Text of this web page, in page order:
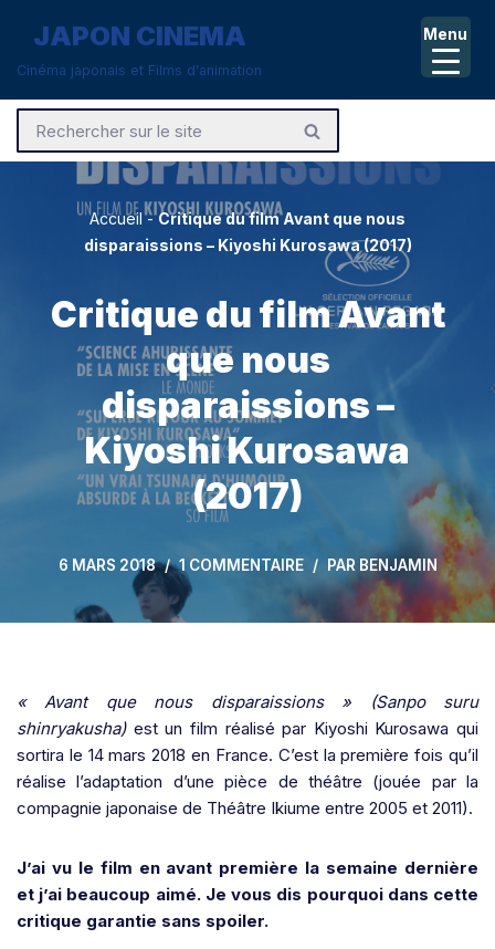
Aller
contenu
JAPON CINEMA
Cinéma japonais et Films d'animation
Accueil-Critique du film Avant que nous
disparaissions – Kiyoshi Kurosawa (2017)
Critique du film Avant
que nous
disparaissions –
Kiyoshi Kurosawa
(2017)
6 MARS 2018 1 COMMENTAIRE PAR BENJAMIN
« Avant que nous disparaissions » (Sanpo suru
shinryakusha)est un film réalisé par Kiyoshi Kurosawa qui
sortira le 14 mars 2018 en France. C’est la première fois qu’il
réalise l’adaptation d’une pièce de théâtre (jouée par la
compagnie japonaise de Théâtre Ikiume entre 2005 et 2011).
J’ai vu le film en avant première la semaine dernière
et j’ai beaucoup aimé. Je vous dis pourquoi dans cette
critique garantie sans spoiler.
Menu